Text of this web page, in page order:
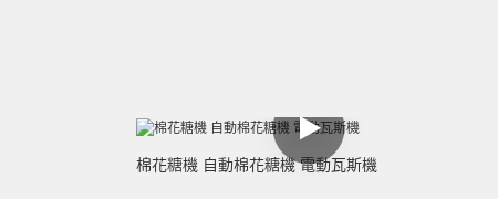
棉花糖機 自動棉花糖機 電動瓦斯機